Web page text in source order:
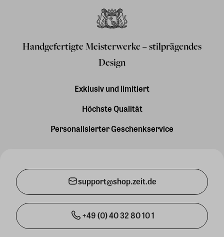
Handgefertigte Meisterwerke – stilprägendes
Design
Exklusiv und limitiert
Höchste Qualität
Personalisierter Geschenkservice
support@shop.zeit.de
+49 (0) 40 32 80 10 1